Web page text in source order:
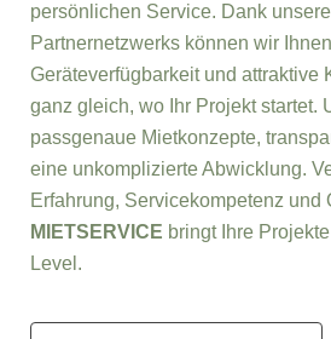
persönlichen Service. Dank
Partnernetzwerks können wir
Geräteverfügbarkeit und attraktive
ganz gleich, wo Ihr Projekt startet.
passgenaue Mietkonzepte,
eine unkomplizierte Abwicklung.
Erfahrung, Servicekompetenz und
MIETSERVICE bringt Ihre
Level.